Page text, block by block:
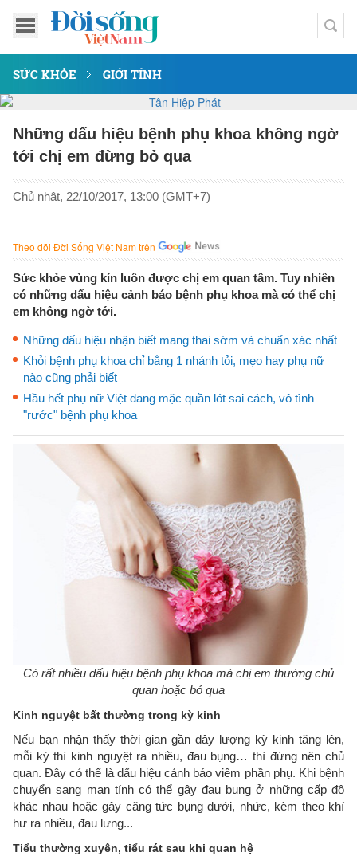
SỨC KHỎE GIỚI TÍNH
Những dấu hiệu bệnh phụ khoa không ngờ
tới chị em đừng bỏ qua
Chủ nhật, 22/10/2017, 13:00 (GMT+7)
Theo dõi Đời Sống Việt Nam trên
Sức khỏe vùng kín luôn được chị em quan tâm. Tuy nhiên
có những dấu hiệu cảnh báo bệnh phụ khoa mà có thể chị
em không ngờ tới.
Những dấu hiệu nhận biết mang thai sớm và chuẩn xác nhất
Khỏi bệnh phụ khoa chỉ bằng 1 nhánh tỏi, mẹo hay phụ nữ
nào cũng phải biết
Hầu hết phụ nữ Việt đang mặc quần lót sai cách, vô tình
"rước" bệnh phụ khoa
Có rất nhiều dấu hiệu bệnh phụ khoa mà chị em thường chủ
quan hoặc bỏ qua
Kinh nguyệt bất thường trong kỳ kinh
Nếu bạn nhận thấy thời gian gần đây lượng kỳ kinh tăng lên,
mỗi kỳ thì kinh nguyệt ra nhiều, đau bụng… thì đừng nên chủ
quan. Đây có thể là dấu hiệu cảnh báo viêm phần phụ. Khi bệnh
chuyển sang mạn tính có thể gây đau bụng ở những cấp độ
khác nhau hoặc gây căng tức bụng dưới, nhức, kèm theo khí
hư ra nhiều, đau lưng...
Tiểu thường xuyên, tiểu rát sau khi quan hệ